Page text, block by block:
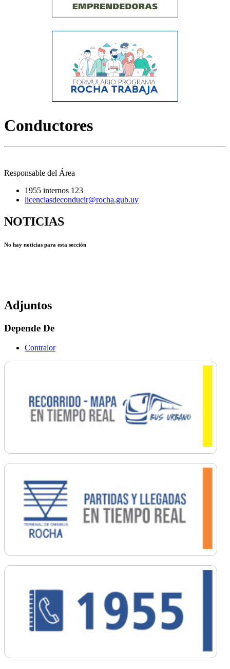
Conductores
Responsable del Área
1955 internos 123
licenciasdeconducir@rocha.gub.uy
NOTICIAS
No hay noticias para esta sección
Adjuntos
Depende De
Contralor